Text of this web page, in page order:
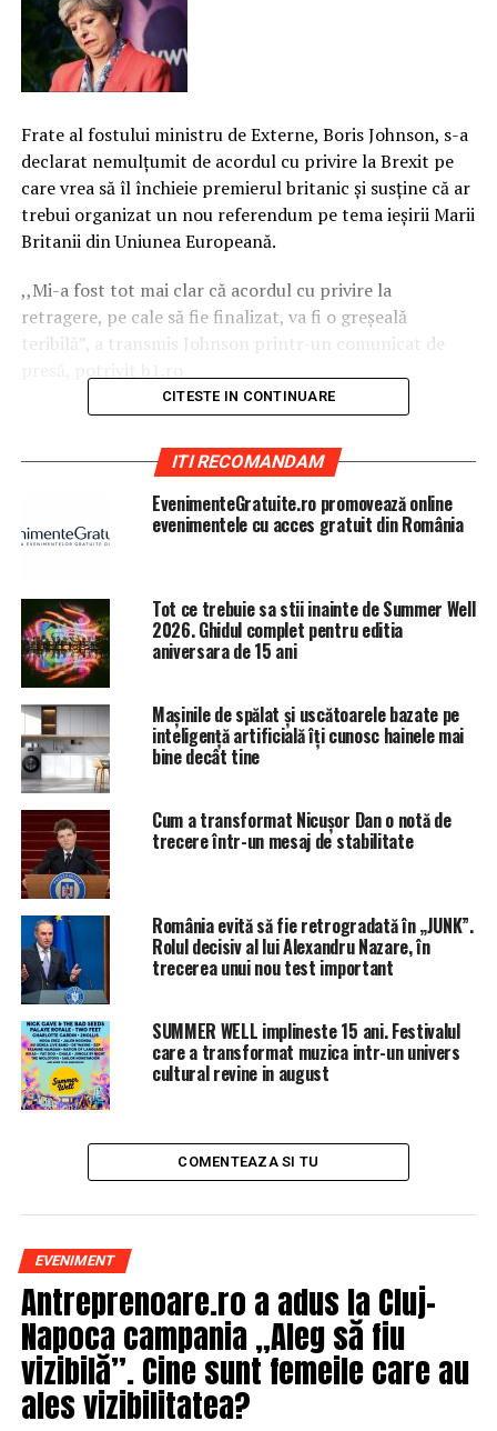
Frate al fostului ministru de Externe, Boris Johnson, s-a
declarat nemulţumit de acordul cu privire la Brexit pe
care vrea să îl închieie premierul britanic şi susţine că ar
trebui organizat un nou referendum pe tema ieşirii Marii
Britanii din Uniunea Europeană.
,,Mi-a fost tot mai clar că acordul cu privire la
retragere, pe cale să fie finalizat, va fi o greşeală
teribilă”, a transmis Johnson printr-un comunicat de
Negocierile au fost „un eşec al statului britanic pe o
scară nevăzută de la criza de la Suez”, a spus el.
”Să prezinţi naţiunii o alegere între două rezultate
al statului britanic la o scală fără precedent de la criza
din Suez”, a mai transmist Jo Johnson.
ARTICOLE PE ACEIASI TEMA:
URMATORUL
EXCLUSIV/STRUCTURA DE INTERVENȚIE RAPIDĂ A POLIȚIEI
LOCALE PLOIEȘTI CONDUSĂ DE VAIDA ADRIAN ESTE
INEFICIENTĂ, INEXISTENTĂ! FELICITARI PRIMARULUI
ADRIAN DOBRE CA ISI BATE JOC DE BANII PUBLICI!
NU RATATI
Anunț de ULTIMĂ ORĂ: Vine URGIA peste România! Strat
de zăpadă de 20-30 cm!
CITESTE IN CONTINUARE
ITI RECOMANDAM
EvenimenteGratuite.ro promovează online
evenimentele cu acces gratuit din România
Tot ce trebuie sa stii inainte de Summer Well
2026. Ghidul complet pentru editia
aniversara de 15 ani
Mașinile de spălat și uscătoarele bazate pe
inteligență artificială îți cunosc hainele mai
bine decât tine
Cum a transformat Nicușor Dan o notă de
trecere într-un mesaj de stabilitate
România evită să fie retrogradată în „JUNK”.
Rolul decisiv al lui Alexandru Nazare, în
trecerea unui nou test important
SUMMER WELL implineste 15 ani. Festivalul
care a transformat muzica intr-un univers
cultural revine in august
COMENTEAZA SI TU
EVENIMENT
Antreprenoare.ro a adus la Cluj-
Napoca campania „Aleg să fiu
vizibilă”. Cine sunt femeile care au
ales vizibilitatea?